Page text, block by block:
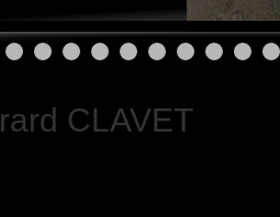
CLAVET